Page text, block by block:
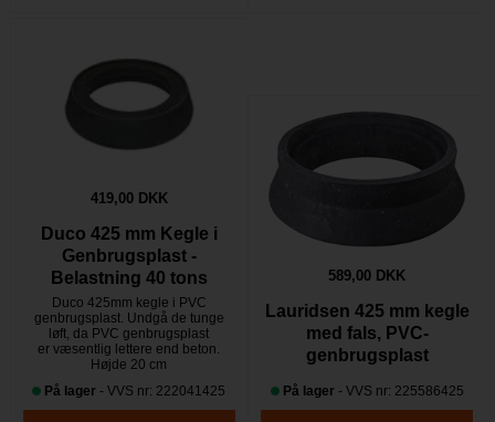
419,00 DKK
Duco 425 mm Kegle i
Genbrugsplast -
Belastning 40 tons
Duco 425mm kegle i PVC
genbrugsplast. Undgå de tunge
løft, da PVC genbrugsplast
er væsentlig lettere end beton.
Højde 20 cm
På lager - VVS nr: 222041425
589,00 DKK
Lauridsen 425 mm kegle
med fals, PVC-
genbrugsplast
På lager - VVS nr: 225586425